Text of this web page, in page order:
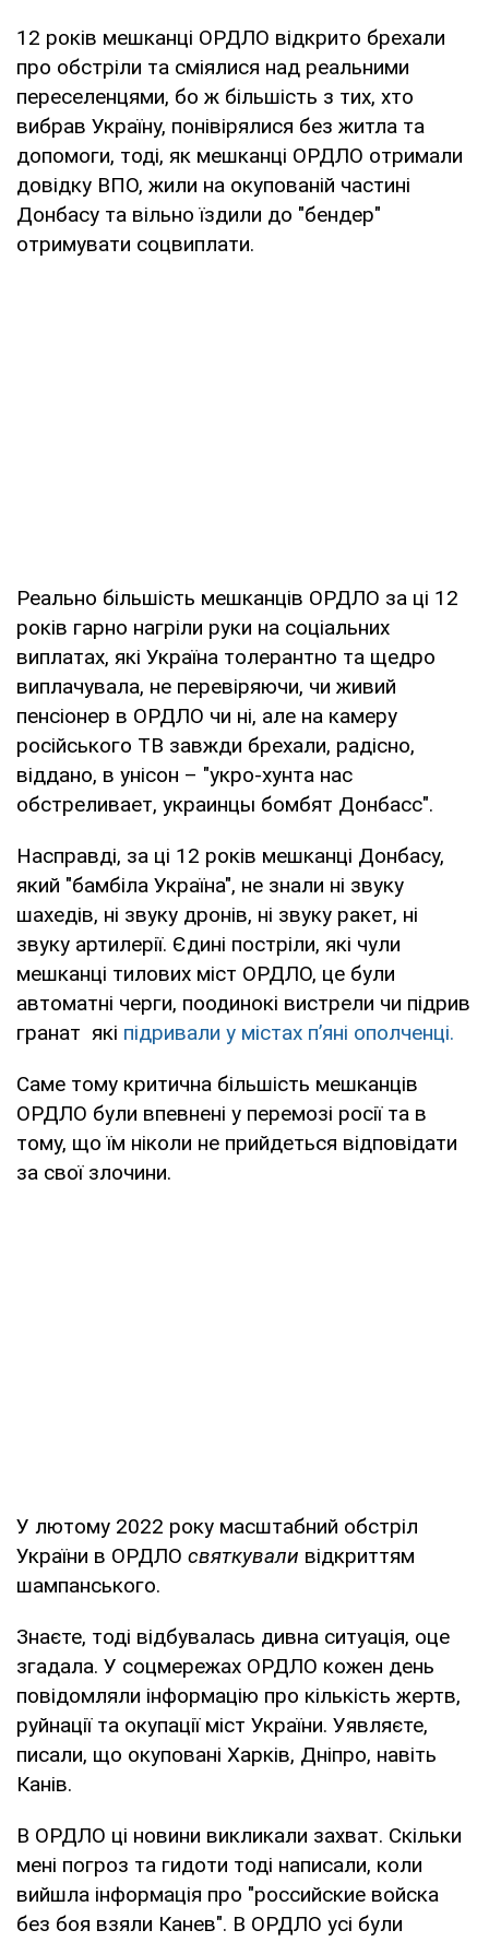
12 років мешканці ОРДЛО відкрито брехали
про обстріли та сміялися над реальними
переселенцями, бо ж більшість з тих, хто
вибрав Україну, понівірялися без житла та
допомоги, тоді, як мешканці ОРДЛО отримали
довідку ВПО, жили на окупованій частині
Донбасу та вільно їздили до "бендер"
отримувати соцвиплати.
Реально більшість мешканців ОРДЛО за ці 12
років гарно нагріли руки на соціальних
виплатах, які Україна толерантно та щедро
виплачувала, не перевіряючи, чи живий
пенсіонер в ОРДЛО чи ні, але на камеру
російського ТВ завжди брехали, радісно,
віддано, в унісон – "укро-хунта нас
обстреливает, украинцы бомбят Донбасс".
Насправді, за ці 12 років мешканці Донбасу,
який "бамбіла Україна", не знали ні звуку
шахедів, ні звуку дронів, ні звуку ракет, ні
звуку артилерії. Єдині постріли, які чули
мешканці тилових міст ОРДЛО, це були
автоматні черги, поодинокі вистрели чи підрив
гранат які підривали у містах п’яні ополченці.
Саме тому критична більшість мешканців
ОРДЛО були впевнені у перемозі росії та в
тому, що їм ніколи не прийдеться відповідати
за свої злочини.
У лютому 2022 року масштабний обстріл
України в ОРДЛО святкували відкриттям
шампанського.
Знаєте, тоді відбувалась дивна ситуація, оце
згадала. У соцмережах ОРДЛО кожен день
повідомляли інформацію про кількість жертв,
руйнації та окупації міст України. Уявляєте,
писали, що окуповані Харків, Дніпро, навіть
Канів.
В ОРДЛО ці новини викликали захват. Скільки
мені погроз та гидоти тоді написали, коли
вийшла інформація про "российские войска
без боя взяли Канев". В ОРДЛО усі були